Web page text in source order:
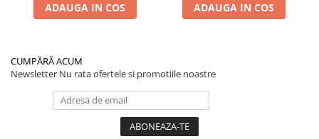
ADAUGA IN COS ADAUGA IN COS
CUMPĂRĂ ACUM
Newsletter Nu rata ofertele si promotiile noastre